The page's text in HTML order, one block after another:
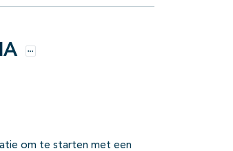
Opties
om te starten met een